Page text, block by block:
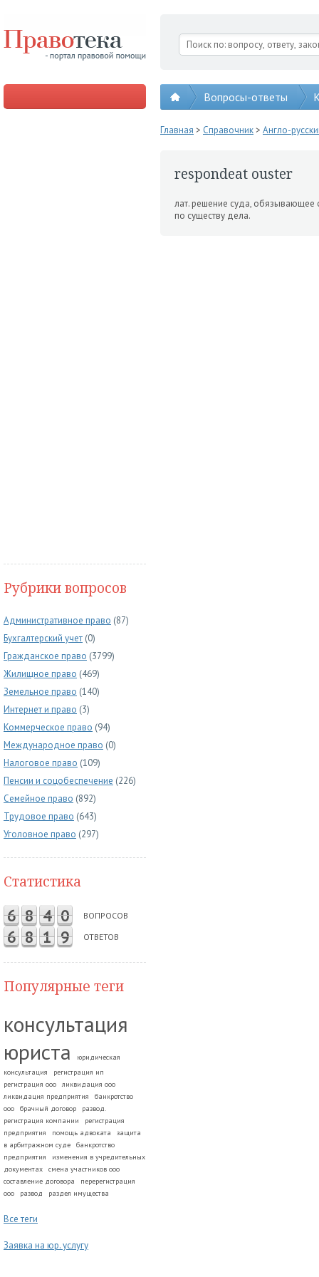
Вопросы-ответы
Рубрики вопросов
Административное право (87)
Бухгалтерский учет (0)
Гражданское право (3799)
Жилищное право (469)
Земельное право (140)
Интернет и право (3)
Коммерческое право (94)
Международное право (0)
Налоговое право (109)
Пенсии и соцобеспечение (226)
Семейное право (892)
Трудовое право (643)
Уголовное право (297)
Статистика
6 8 4 0 ВОПРОСОВ
6 8 1 9 ОТВЕТОВ
Популярные теги
консультация
юриста
юридическая
консультация
регистрация ип
регистрация ооо
ликвидация ооо
ликвидация предприятия
банкротство
ооо
брачный договор
развод.
регистрация компании
регистрация
предприятия
помощь адвоката
защита
в арбитражном суде
банкротство
предприятия
изменения в учредительных
документах
смена участников ооо
составление договора
перерегистрация
ооо
развод раздел имущества
Все теги
Заявка на юр. услугу
Главная > Справочник> Англо-
respondeat ouster
лат. решение суда, обязывающее
по существу дела.